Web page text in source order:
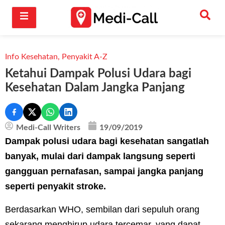
Info Kesehatan, Penyakit A-Z
Ketahui Dampak Polusi Udara bagi
Kesehatan Dalam Jangka Panjang
Medi-Call Writers 19/09/2019
Dampak polusi udara bagi kesehatan sangatlah
banyak, mulai dari dampak langsung seperti
gangguan pernafasan, sampai jangka panjang
seperti penyakit stroke.
Berdasarkan WHO, sembilan dari sepuluh orang